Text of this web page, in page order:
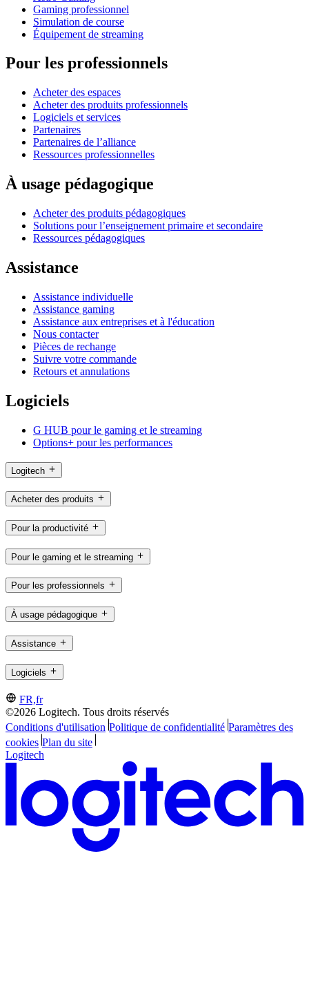
Gaming professionnel
Simulation de course
Équipement de streaming
Pour les professionnels
Acheter des espaces
Acheter des produits professionnels
Logiciels et services
Partenaires
Partenaires de l’alliance
Ressources professionnelles
À usage pédagogique
Acheter des produits pédagogiques
Solutions pour l’enseignement primaire et secondaire
Ressources pédagogiques
Assistance
Assistance individuelle
Assistance gaming
Assistance aux entreprises et à l'éducation
Nous contacter
Pièces de rechange
Suivre votre commande
Retours et annulations
Logiciels
G HUB pour le gaming et le streaming
Options+ pour les performances
Logitech
Acheter des produits
Pour la productivité
Pour le gaming et le streaming
Pour les professionnels
À usage pédagogique
Assistance
Logiciels
FR,fr
©2026 Logitech. Tous droits réservés
Conditions d'utilisation Politique de confidentialité Paramètres des
cookies Plan du site
Logitech